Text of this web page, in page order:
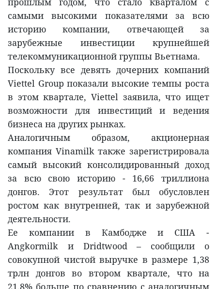
самыми высокими показателями за всю
историю компании, отвечающей за
зарубежные инвестиции крупнейшей
телекоммуникационной группы Вьетнама.
Поскольку все девять дочерних компаний
Viettel Group показали высокие темпы роста
в этом квартале, Viettel заявила, что ищет
возможности для инвестиций и ведения
бизнеса на других рынках.
Аналогичным образом, акционерная
компания Vinamilk также зарегистрировала
самый высокий консолидированный доход
за всю свою историю - 16,66 триллиона
донгов. Этот результат был обусловлен
ростом как внутренней, так и зарубежной
деятельности.
Ее компании в Камбодже и США -
Angkormilk и Dridtwood – сообщили о
совокупной чистой выручке в размере 1,38
трлн донгов во втором квартале, что на
21,8% больше по сравнению с аналогичным